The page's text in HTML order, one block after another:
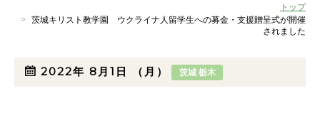
トップ
茨城キリスト教学園 ウクライナ人留学生への募金・支援贈呈式が開催
されました
2022年 8月1日 （月） 茨城 栃木